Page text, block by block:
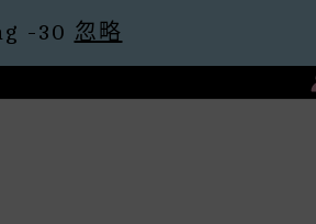
-30 忽略